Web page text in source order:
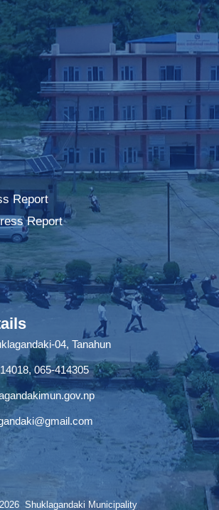
Report
Report
04, Tanahun
,065-414305
Shuklagandaki Municipality